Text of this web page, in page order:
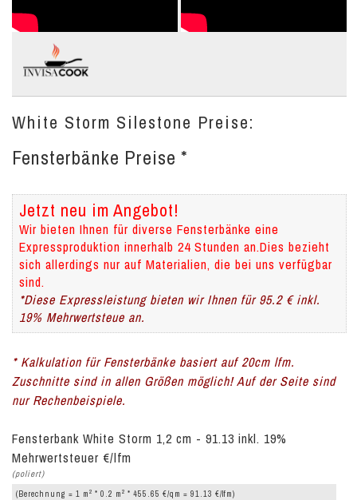
White Storm Silestone Preise:
Fensterbänke Preise *
Jetzt neu im Angebot!
Wir bieten Ihnen für diverse Fensterbänke eine
Expressproduktion innerhalb 24 Stunden an.Dies bezieht
sich allerdings nur auf Materialien, die bei uns verfügbar
sind.
*Diese Expressleistung bieten wir Ihnen für 95.2 € inkl.
19% Mehrwertsteue an.
* Kalkulation für Fensterbänke basiert auf 20cm lfm.
Zuschnitte sind in allen Größen möglich! Auf der Seite sind
nur Rechenbeispiele.
Fensterbank White Storm 1,2 cm - 91.13 inkl. 19%
Mehrwertsteuer €/lfm
(poliert)
(Berechnung = 1 m 2 * 0.2 m 2 * 455.65 €/qm = 91.13 €/lfm)